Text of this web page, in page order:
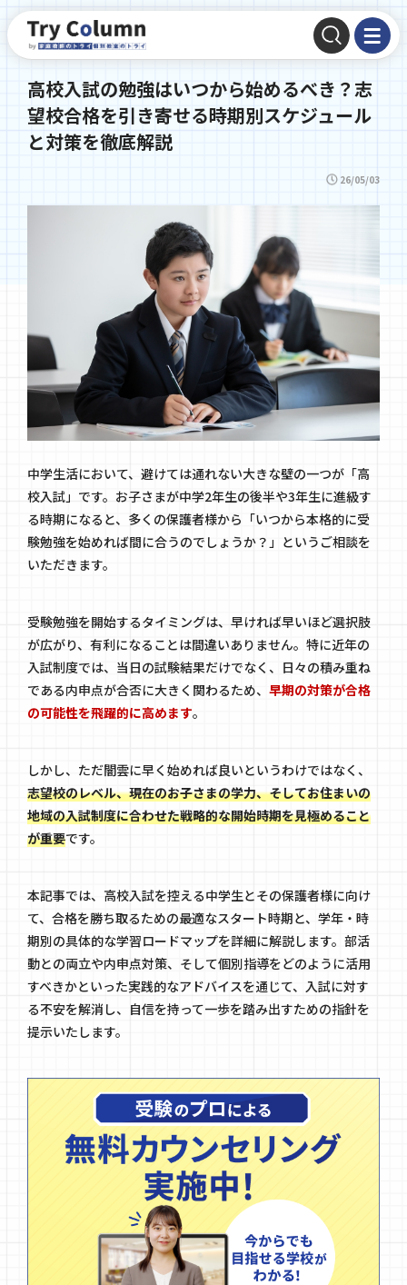
高校入試の勉強はいつから始めるべき？志
望校合格を引き寄せる時期別スケジュール
と対策を徹底解説
26/05/03
中学生活において、避けては通れない大きな壁の一つが「高
校入試」です。お子さまが中学2年生の後半や3年生に進級す
る時期になると、多くの保護者様から「いつから本格的に受
験勉強を始めれば間に合うのでしょうか？」というご相談を
いただきます。
受験勉強を開始するタイミングは、早ければ早いほど選択肢
が広がり、有利になることは間違いありません。特に近年の
入試制度では、当日の試験結果だけでなく、日々の積み重ね
である内申点が合否に大きく関わるため、 早期の対策が合格
の可能性を飛躍的に高めます。
しかし、ただ闇雲に早く始めれば良いというわけではなく、
志望校のレベル、現在のお子さまの学力、そしてお住まいの
地域の入試制度に合わせた戦略的な開始時期を見極めること
が重要です。
本記事では、高校入試を控える中学生とその保護者様に向け
て、合格を勝ち取るための最適なスタート時期と、学年・時
期別の具体的な学習ロードマップを詳細に解説します。部活
動との両立や内申点対策、そして個別指導をどのように活用
すべきかといった実践的なアドバイスを通じて、入試に対す
る不安を解消し、自信を持って一歩を踏み出すための指針を
提示いたします。